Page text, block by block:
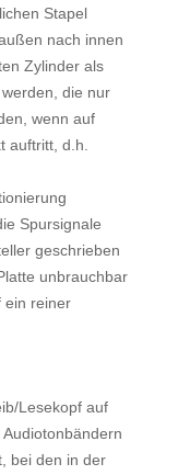
Stapel
nach innen
Zylinder als
die nur
wenn auf
auftritt, d.h.
Spursignale
geschrieben
unbrauchbar
ein reiner
Lesekopf auf
bei den in der